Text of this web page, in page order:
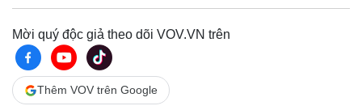
Mời quý độc giả theo dõi VOV.VN trên
Thêm VOV trên Google